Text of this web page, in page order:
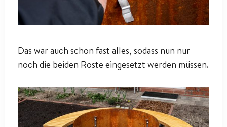
Das war auch schon fast alles, sodass nun nur
noch die beiden Roste eingesetzt werden müssen.